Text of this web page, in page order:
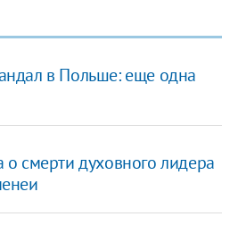
в Польше: еще одна
смерти духовного лидера